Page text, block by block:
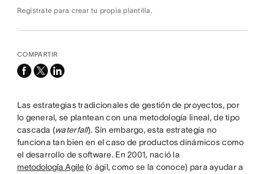
Regístrate para crear tu propia plantilla.
COMPARTIR
facebook
x-
linkedin
Las estrategias tradicionales de gestión de proyectos, por
lo general, se plantean con una metodología lineal, de tipo
cascada (waterfall). Sin embargo, esta estrategia no
funciona tan bien en el caso de productos dinámicos como
el desarrollo de software. En 2001, nació la
metodología Agile(o ágil, como se la conoce) para ayudar a